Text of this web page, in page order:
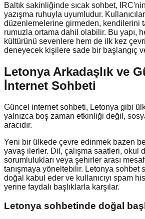
Baltık sakinliğinde sıcak sohbet,
yazışma ruhuyla uyumludur.
düzenlemelerine girmeden, kendilerini
rumuzla ortama dahil olabilir. Bu yapı,
kültürünü sevenlere hem de ilk kez
deneyecek kişilere sade bir başlangıç
Letonya Arkadaşlık ve
İnternet Sohbeti
Güncel internet sohbeti, Letonya gibi
yalnızca boş zaman etkinliği değil,
aracıdır.
Yeni bir ülkede çevre edinmek bazen
yavaş ilerler. Dil, çalışma saatleri, okul
sorumlulukları veya şehirler arası
tanışmaya yöneltebilir. Letonya sohbet
doğal kabul eder ve kullanıcıyı spam
yerine faydalı başlıklarla karşılar.
Letonya sohbetinde doğal